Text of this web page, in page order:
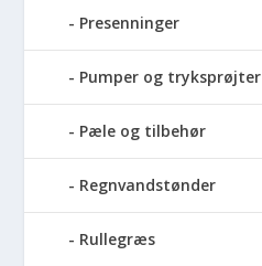
Presenninger
Pumper og tryksprøjter
Pæle og tilbehør
Regnvandstønder
Rullegræs